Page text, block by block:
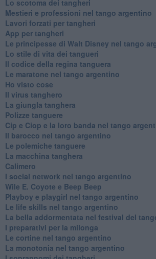
Lo scotoma dei tangheri
Mestieri e professioni nel tango argentino
Lavori forzati per tangheri
App per tangheri
Le principesse di Walt Disney nel tango
Lo stile di vita dei tangueri
Il codice della regina tanguera
Le maratone nel tango argentino
Ho visto cose
Il virus tanghero
La giungla tanghera
Polizze tanguere
Cip e Ciop e la loro banda nel tango
Il barocco nel tango argentino
Le polemiche tanguere
La macchina tanghera
Calimero
​I social network nel tango argentino
Wile E. Coyote e Beep Beep
Playboy e playgirl nel tango argentino
Le life skills nel tango argentino
La bella addormentata nel festival del
I preparativi per la milonga
Le cortine nel tango argentino
La monotonia nel tango argentino